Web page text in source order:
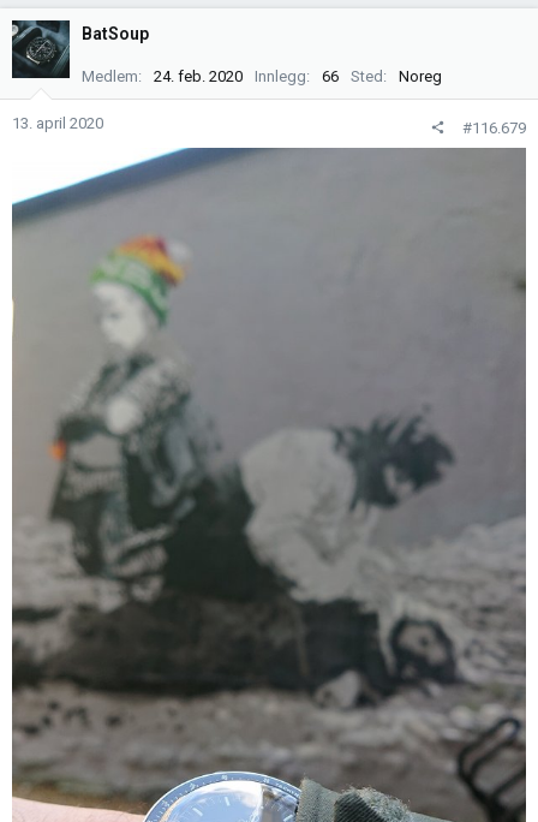
k
s
j
n
:
BatSoup
Medlem 24. feb. 2020 Innlegg 66 Sted Noreg
13. april 2020 #116.679